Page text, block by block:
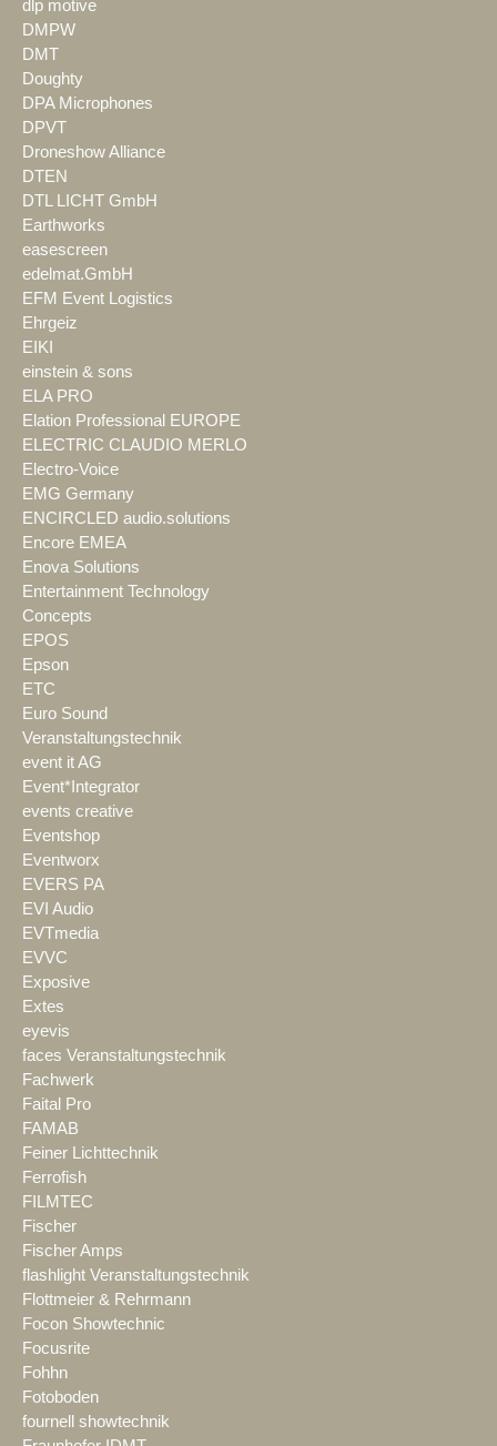
dlp motive
DMPW
DMT
Doughty
DPA Microphones
DPVT
Droneshow Alliance
DTEN
DTL LICHT GmbH
Earthworks
easescreen
edelmat.GmbH
EFM Event Logistics
Ehrgeiz
EIKI
einstein & sons
ELA PRO
Elation Professional EUROPE
ELECTRIC CLAUDIO MERLO
Electro-Voice
EMG Germany
ENCIRCLED audio.solutions
Encore EMEA
Enova Solutions
Entertainment Technology
Concepts
EPOS
Epson
ETC
Euro Sound
Veranstaltungstechnik
event it AG
Event*Integrator
events creative
Eventshop
Eventworx
EVERS PA
EVI Audio
EVTmedia
EVVC
Exposive
Extes
eyevis
faces Veranstaltungstechnik
Fachwerk
Faital Pro
FAMAB
Feiner Lichttechnik
Ferrofish
FILMTEC
Fischer
Fischer Amps
flashlight Veranstaltungstechnik
Flottmeier & Rehrmann
Focon Showtechnic
Focusrite
Fohhn
Fotoboden
fournell showtechnik